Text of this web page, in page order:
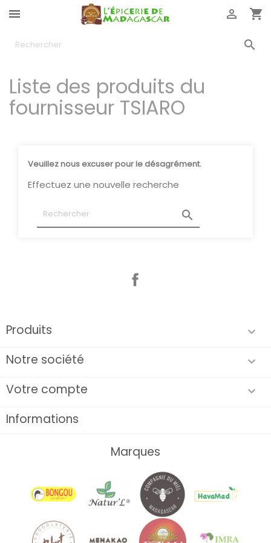
 


Liste des produits du
fournisseur TSIARO
Veuillez nous excuser pour le désagrément.
Effectuez une nouvelle recherche

Produits 
Notre société 
Votre compte 
Informations
Marques